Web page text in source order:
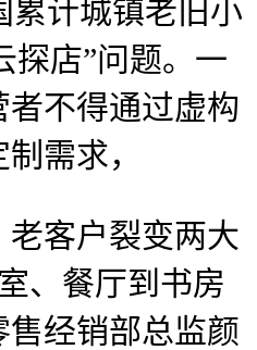
累计城镇老旧小
探店”问题。一
不得通过虚构
需求，
客户裂变两大
、餐厅到书房
经销部总监颜